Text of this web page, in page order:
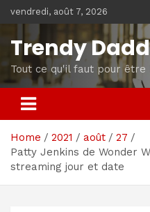
to
content
vendredi, août 7, 2026
Trendy
Tout ce qu'il faut pour
Home 2021 août
27
Patty Jenkins de Wonder
streaming jour et date